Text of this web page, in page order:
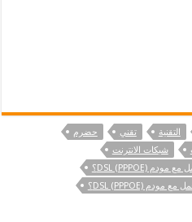
التقنية تقني
حضرم
شبكات الانترنت